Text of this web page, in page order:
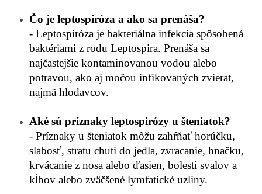
Čo je leptospiróza a ako sa prenáša?
- Leptospiróza je bakteriálna infekcia spôsobená
baktériami z rodu Leptospira. Prenáša sa
najčastejšie kontaminovanou vodou alebo
potravou, ako aj močou infikovaných zvierat,
najmä hlodavcov.
Aké sú príznaky leptospirózy u šteniatok?
- Príznaky u šteniatok môžu zahŕňať horúčku,
slabosť, stratu chuti do jedla, zvracanie, hnačku,
krvácanie z nosa alebo ďasien, bolesti svalov a
kĺbov alebo zväčšené lymfatické uzliny.